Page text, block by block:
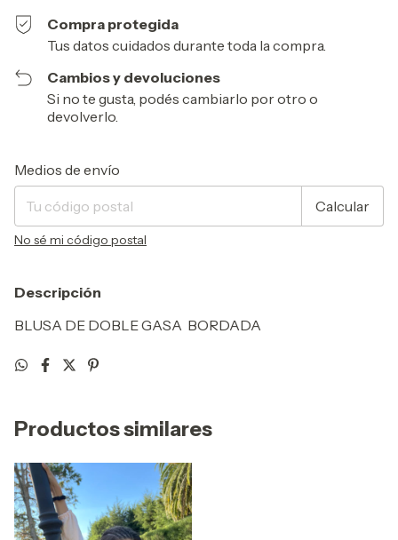
Compra protegida
Tus datos cuidados durante toda la compra.
Cambios y devoluciones
Si no te gusta, podés cambiarlo por otro o
devolverlo.
Entregas para el CP:
Medios de envío
Calcular
No sé mi código postal
Descripción
BLUSA DE DOBLE GASA BORDADA
Productos similares